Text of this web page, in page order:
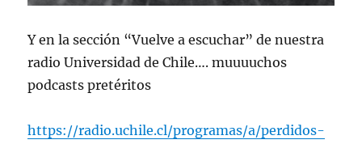
Y en la sección “Vuelve a escuchar” de nuestra
radio Universidad de Chile…. muuuuchos
podcasts pretéritos
https://radio.uchile.cl/programas/a/perdidos-